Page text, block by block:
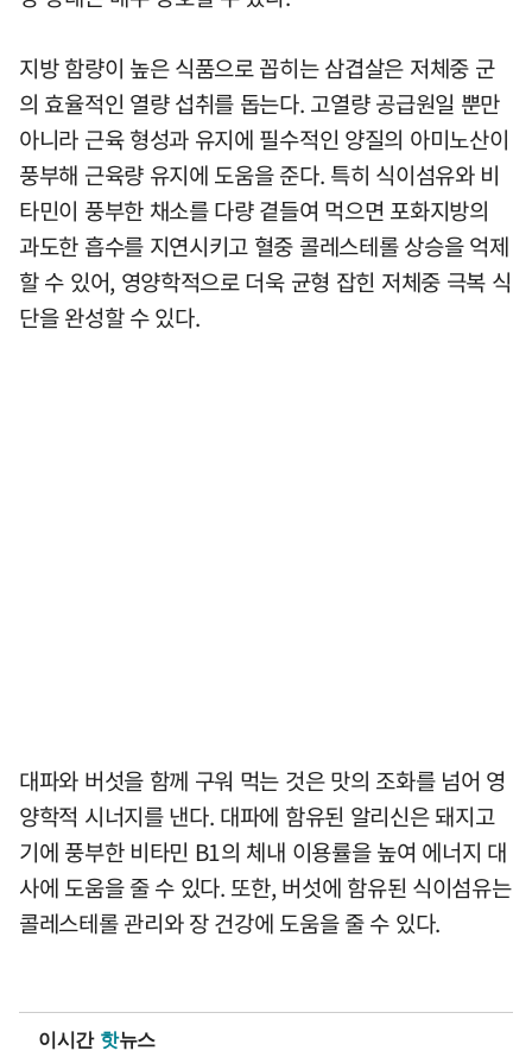
지방 함량이 높은 식품으로 꼽히는 삼겹살은 저체중 군
의 효율적인 열량 섭취를 돕는다. 고열량 공급원일 뿐만
아니라 근육 형성과 유지에 필수적인 양질의 아미노산이
풍부해 근육량 유지에 도움을 준다. 특히 식이섬유와 비
타민이 풍부한 채소를 다량 곁들여 먹으면 포화지방의
과도한 흡수를 지연시키고 혈중 콜레스테롤 상승을 억제
할 수 있어, 영양학적으로 더욱 균형 잡힌 저체중 극복 식
단을 완성할 수 있다.
대파와 버섯을 함께 구워 먹는 것은 맛의 조화를 넘어 영
양학적 시너지를 낸다. 대파에 함유된 알리신은 돼지고
기에 풍부한 비타민 B1의 체내 이용률을 높여 에너지 대
사에 도움을 줄 수 있다. 또한, 버섯에 함유된 식이섬유는
콜레스테롤 관리와 장 건강에 도움을 줄 수 있다.
이시간 핫뉴스